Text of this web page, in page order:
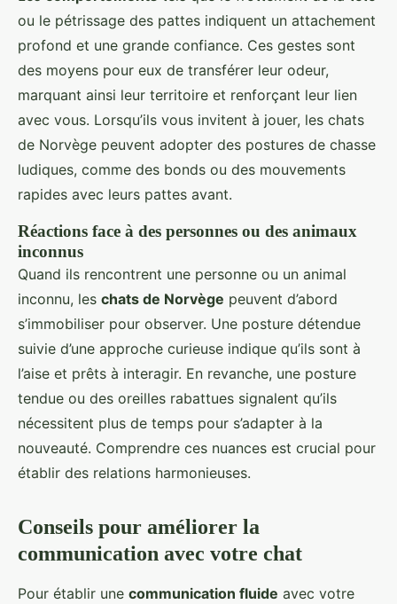
ou le pétrissage des pattes indiquent un attachement
profond et une grande confiance. Ces gestes sont
des moyens pour eux de transférer leur odeur,
marquant ainsi leur territoire et renforçant leur lien
avec vous. Lorsqu’ils vous invitent à jouer, les chats
de Norvège peuvent adopter des postures de chasse
ludiques, comme des bonds ou des mouvements
rapides avec leurs pattes avant.
Réactions face à des personnes ou des animaux
inconnus
Quand ils rencontrent une personne ou un animal
inconnu, les chats de Norvège peuvent d’abord
s’immobiliser pour observer. Une posture détendue
suivie d’une approche curieuse indique qu’ils sont à
l’aise et prêts à interagir. En revanche, une posture
tendue ou des oreilles rabattues signalent qu’ils
nécessitent plus de temps pour s’adapter à la
nouveauté. Comprendre ces nuances est crucial pour
établir des relations harmonieuses.
Conseils pour améliorer la
communication avec votre chat
Pour établir une communication fluide avec votre